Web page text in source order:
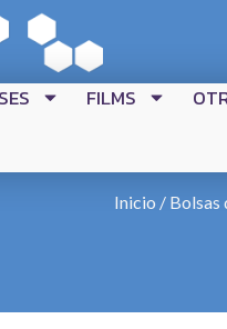
FILMS
Inicio / Bolsas